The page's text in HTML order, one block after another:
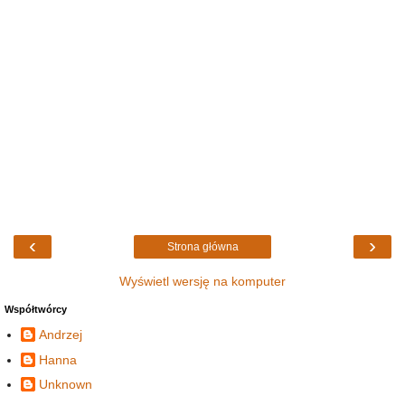
‹ ›
Strona główna
Wyświetl wersję na komputer
Współtwórcy
Andrzej
Hanna
Unknown